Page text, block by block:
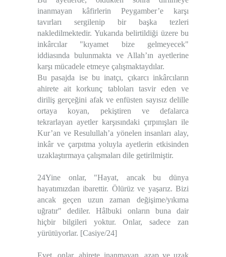
inanmayan kâfirlerin Peygamber’e karşı
tavırları sergilenip bir başka tezleri
nakledilmektedir. Yukarıda belirtildiği üzere bu
inkârcılar "kıyamet bize gelmeyecek"
iddiasında bulunmakta ve Allah’ın ayetlerine
karşı mücadele etmeye çalışmaktaydılar.
Bu pasajda ise bu inatçı, çıkarcı inkârcıların
ahirete ait korkunç tabloları tasvir eden ve
diriliş gerçeğini afak ve enfüsten sayısız delille
ortaya koyan, pekiştiren ve defalarca
tekrarlayan ayetler karşısındaki çırpınışları ile
Kur’an ve Resulullah’a yönelen insanları alay,
inkâr ve çarpıtma yoluyla ayetlerin etkisinden
uzaklaştırmaya çalışmaları dile getirilmiştir.
24Yine onlar, "Hayat, ancak bu dünya
hayatımızdan ibarettir. Ölürüz ve yaşarız. Bizi
ancak geçen uzun zaman değişime/yıkıma
uğratır" dediler. Hâlbuki onların buna dair
hiçbir bilgileri yoktur. Onlar, sadece zan
yürütüyorlar. [Casiye/24]
Evet, onlar, ahirete inanmayan, azap ve uzak